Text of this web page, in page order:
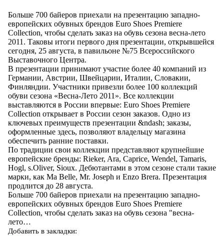
Больше 700 байеров приехали на презентацию западно-
европейских обувных брендов Euro Shoes Premiere
Collection, чтобы сделать заказ на обувь сезона весна-лето
2011. Таковы итоги первого дня презентации, открывшейся
сегодня, 25 августа, в павильоне №75 Всероссийского
Выставочного Центра.
В презентации принимают участие более 40 компаний из
Германии, Австрии, Швейцарии, Италии, Словакии,
Финляндии. Участники привезли более 100 коллекций
обуви сезона «Весна-Лето 2011». Все коллекции
выставляются в России впервые: Euro Shoes Premiere
Collection открывает в России сезон заказов. Одно из
ключевых преимуществ презентации &ndash; заказы,
оформленные здесь, позволяют владельцу магазина
обеспечить ранние поставки.
По традиции свои коллекции представляют крупнейшие
европейские бренды: Rieker, Ara, Caprice, Wendel, Tamaris,
Hogl, s.Oliver, Sioux. Дебютантами в этом сезоне стали такие
марки, как Ma Belle, Mr. Joseph и Enzo Brera. Презентация
продлится до 28 августа.
Больше 700 байеров приехали на презентацию западно-
европейских обувных брендов Euro Shoes Premiere
Collection, чтобы сделать заказ на обувь сезона "весна-
лето…
Добавить в закладки: